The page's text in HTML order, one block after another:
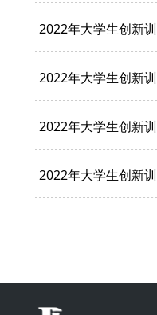
2022年大学生创新
2022年大学生创新
2022年大学生创新
2022年大学生创新